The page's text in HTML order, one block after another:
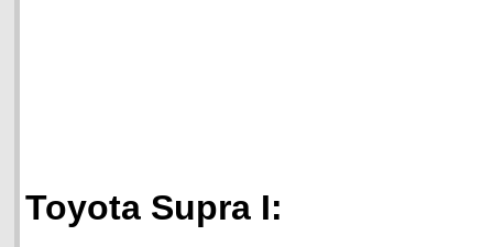
Toyota Supra I: